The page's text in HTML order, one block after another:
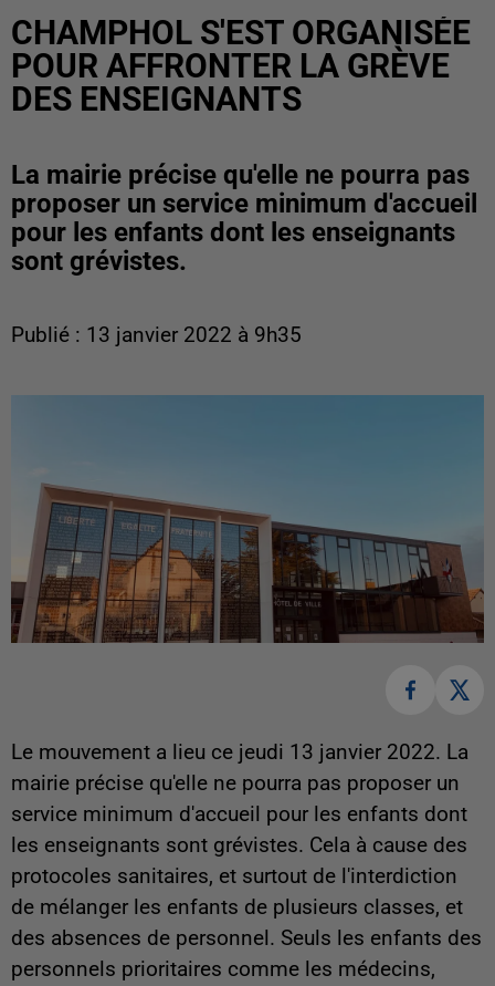
CHAMPHOL S'EST ORGANISÉE
POUR AFFRONTER LA GRÈVE
DES ENSEIGNANTS
La mairie précise qu'elle ne pourra pas
proposer un service minimum d'accueil
pour les enfants dont les enseignants
sont grévistes.
Publié : 13 janvier 2022 à 9h35
Le mouvement a lieu ce jeudi 13 janvier 2022. La
mairie précise qu'elle ne pourra pas proposer un
service minimum d'accueil pour les enfants dont
les enseignants sont grévistes. Cela à cause des
protocoles sanitaires, et surtout de l'interdiction
de mélanger les enfants de plusieurs classes, et
des absences de personnel. Seuls les enfants des
personnels prioritaires comme les médecins,